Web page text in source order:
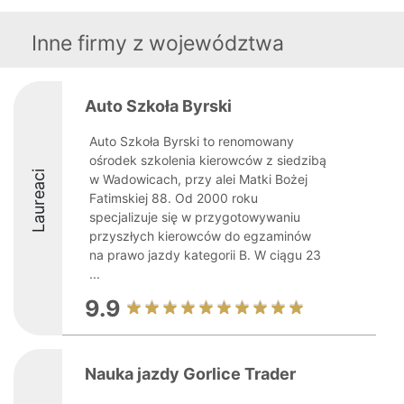
Inne firmy z województwa
Laureaci
Auto Szkoła Byrski
Auto Szkoła Byrski to renomowany
ośrodek szkolenia kierowców z siedzibą
w Wadowicach, przy alei Matki Bożej
Fatimskiej 88. Od 2000 roku
specjalizuje się w przygotowywaniu
przyszłych kierowców do egzaminów
na prawo jazdy kategorii B. W ciągu 23
...
9.9
Nauka jazdy Gorlice Trader